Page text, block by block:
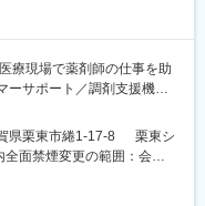
た事業運営を実現してい
ます。
度
ジメントを行っており、海
指導を目的とした海外出
療現場で薬剤師の仕事を助
ーサポート／調剤支援機
IoT製品や薬剤システムの運
となっております。未経験
賀県栗東市綣1-17-8 栗東シ
面禁煙変更の範囲：会社